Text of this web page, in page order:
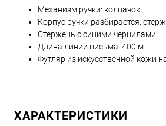
Механизм ручки: колпачок
Корпус ручки разбирается,
Стержень с синими чернилами.
Длина линии письма: 400 м.
Футляр из искусственной кожи
ХАРАКТЕРИСТИКИ